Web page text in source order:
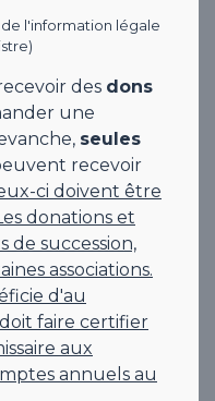
de l'information légale
des dons
une
seules
recevoir
ci doivent être
donations et
de succession,
associations.
d'au
faire certifier
aux
annuels au